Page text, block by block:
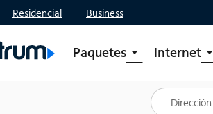
Residencial Business
Paquetesarrow_drop_down
Ver paquetes
Spectrum One
Internetarrow_drop_down
Planes